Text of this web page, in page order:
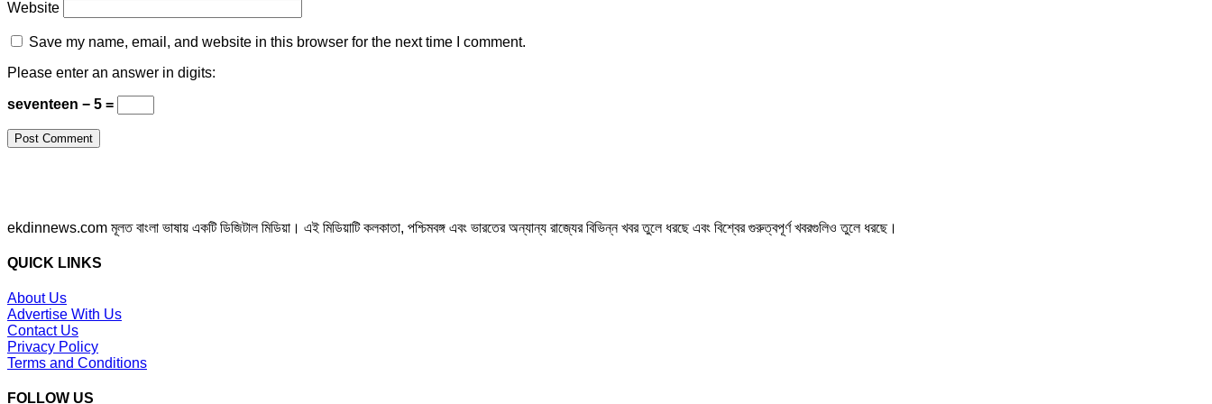
Website
Save my name, email, and website in this browser for the next time I comment.
Please enter an answer in digits:
seventeen − 5 =
ekdinnews.com মূলত বাংলা ভাষায় একটি ডিজিটাল মিডিয়া। এই মিডিয়াটি কলকাতা, পশ্চিমবঙ্গ এবং ভারতের অন্যান্য রাজ্যের বিভিন্ন খবর তুলে ধরছে এবং বিশ্বের গুরুত্বপূর্ণ খবরগুলিও তুলে ধরছে।
QUICK LINKS
About Us
Advertise With Us
Contact Us
Privacy Policy
Terms and Conditions
FOLLOW US